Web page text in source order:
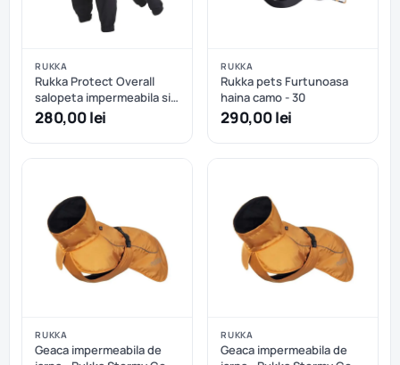
RUKKA
Rukka Protect Overall
salopeta impermeabila si
reflective - Negru - 30 cm
280,00 lei
RUKKA
Rukka pets Furtunoasa
haina camo - 30
290,00 lei
RUKKA
Geaca impermeabila de
RUKKA
Geaca impermeabila de